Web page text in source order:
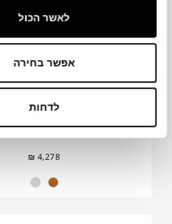
לאשר הכול
אפשר בחירה
לדחות
₪ 4,278